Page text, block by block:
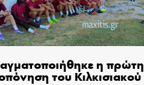
η πρώτη
του Κιλκισιακού